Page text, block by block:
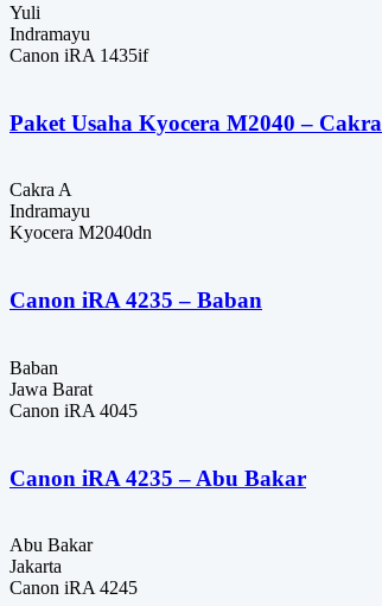
Yuli
Indramayu
Canon iRA 1435if
Paket Usaha Kyocera M2040 – Cakra
Cakra A
Indramayu
Kyocera M2040dn
Canon iRA 4235 – Baban
Baban
Jawa Barat
Canon iRA 4045
Canon iRA 4235 – Abu Bakar
Abu Bakar
Jakarta
Canon iRA 4245